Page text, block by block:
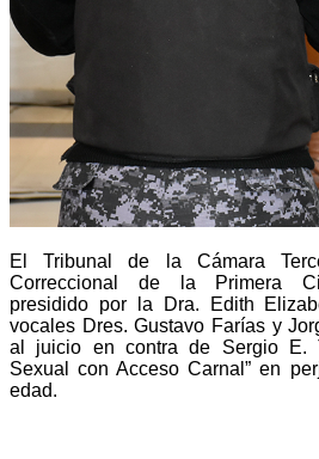
El Tribunal de la Cámara
Correccional de la Primera
presidido por la Dra. Edith
vocales Dres. Gustavo Farías y
al juicio en contra de Sergio E.
Sexual con Acceso Carnal” en
edad.